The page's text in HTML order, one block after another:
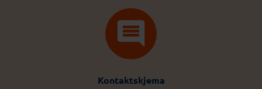
Kontaktskjema